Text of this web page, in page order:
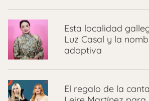
Esta localidad
Luz Casal y la
adoptiva
El regalo de la